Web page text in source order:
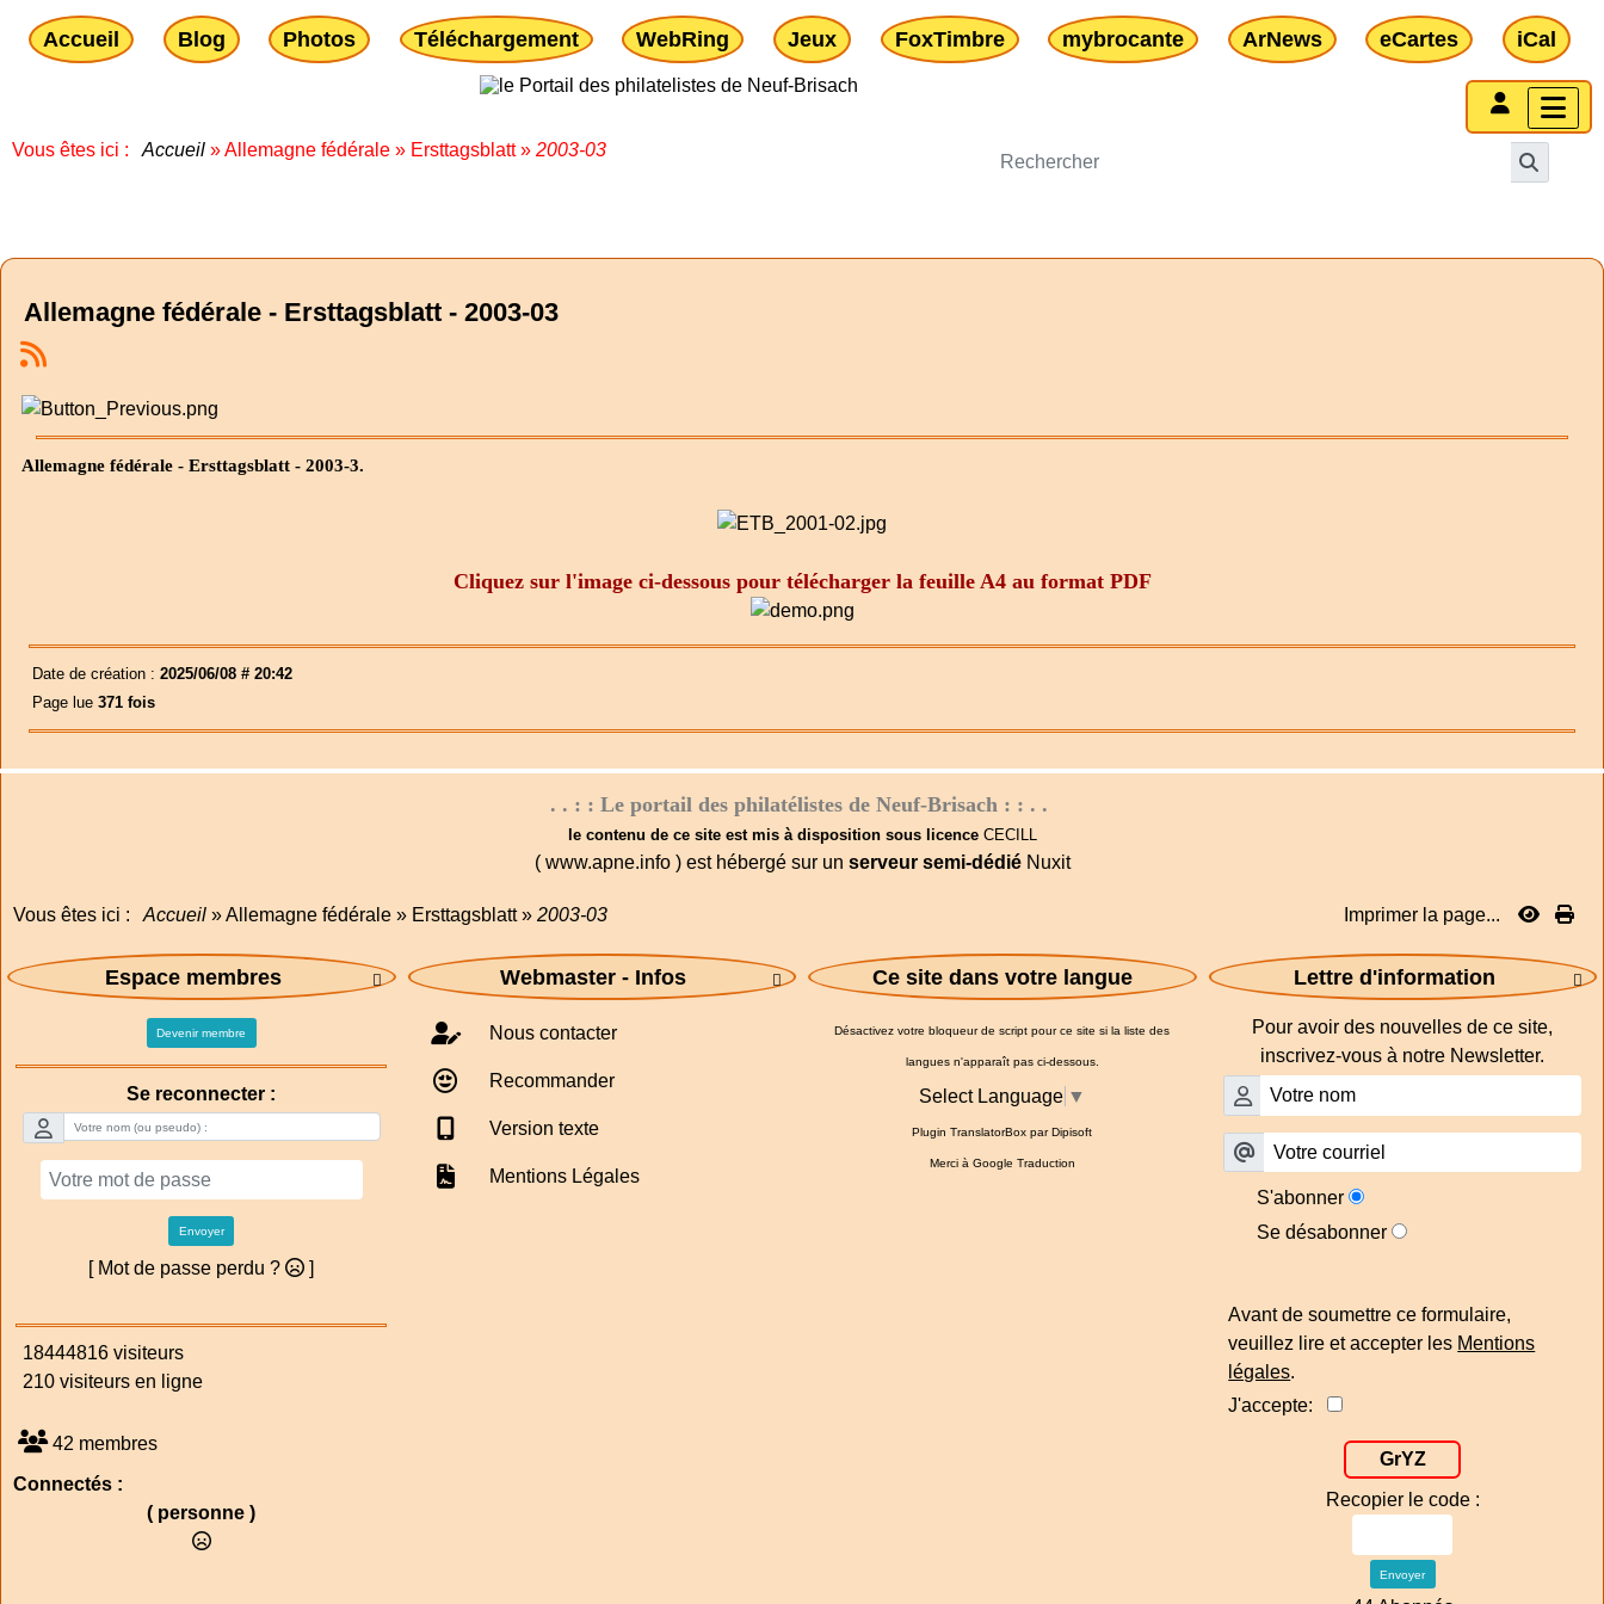
Accueil Blog Photos Téléchargement WebRing Jeux FoxTimbre mybrocante ArNews eCartes iCal
Vous êtes ici : Accueil »Allemagne fédérale » Ersttagsblatt» 2003-03
Allemagne fédérale - Ersttagsblatt - 2003-03
Allemagne fédérale - Ersttagsblatt - 2003-3.
Cliquez sur l'image ci-dessous pour télécharger la feuille A4 au format PDF
Date de création : 2025/06/08 # 20:42
Page lue 371 fois
. . : : Le portail des philatélistes de Neuf-Brisach : : . .
le contenu de ce site est mis à disposition sous licenceCECILL
( www.apne.info ) est hébergé sur un serveur semi-dédiéNuxit
Vous êtes ici : Accueil »Allemagne fédérale » Ersttagsblatt» 2003-03 Imprimer la page...

Espace membres
Devenir membre
Se reconnecter :
Envoyer
[ Mot de passe perdu ? ]
18444816 visiteurs
210 visiteurs en ligne
42 membres
Connectés :
( personne )

Webmaster - Infos
Nous contacter
Recommander
Version texte
Mentions Légales
Ce site dans votre langue
Désactivez votre bloqueur de script pour ce site si la liste des
langues n'apparaît pas ci-dessous.
Select Language ▼
Plugin TranslatorBox parDipisoft
Merci à Google Traduction

Lettre d'information
Pour avoir des nouvelles de ce site,
inscrivez-vous à notre Newsletter.
S'abonner
Se désabonner
Avant de soumettre ce formulaire,
veuillez lire et accepter les Mentions
légales.
J'accepte:
GrYZ
Recopier le code :
Envoyer